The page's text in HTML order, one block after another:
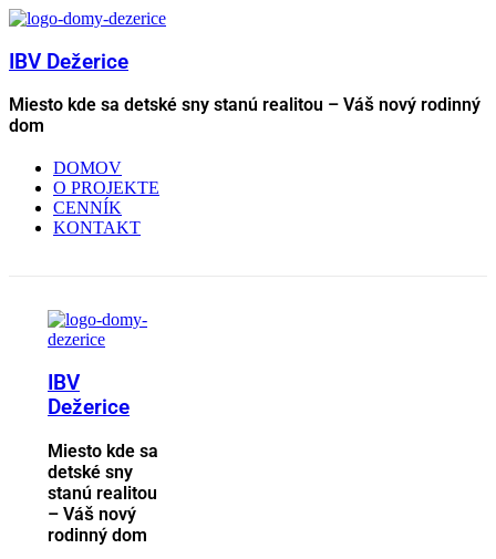
IBV Dežerice
Miesto kde sa detské sny stanú realitou – Váš nový rodinný
dom
DOMOV
O PROJEKTE
CENNÍK
KONTAKT
IBV
Dežerice
Miesto kde sa
detské sny
stanú realitou
– Váš nový
rodinný dom